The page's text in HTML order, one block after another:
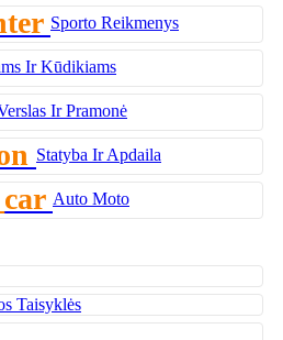
Sporto Reikmenys
Ir Kūdikiams
Ir Pramonė
Statyba Ir Apdaila
Auto Moto
Taisyklės